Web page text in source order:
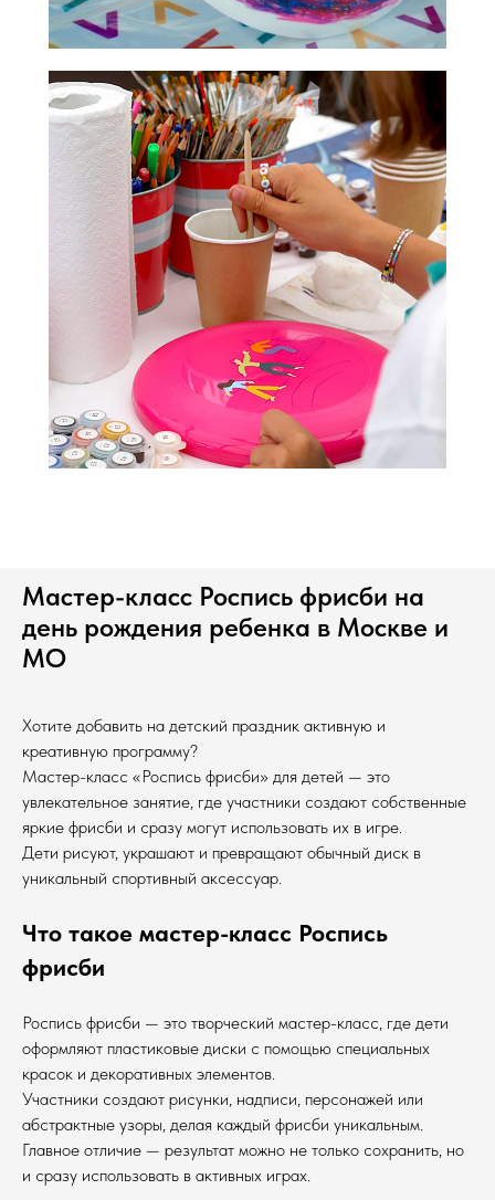
Мастер-класс Роспись фрисби на
день рождения ребенка в Москве и
МО
Хотите добавить на детский праздник активную и
креативную программу?
Мастер-класс «Роспись фрисби» для детей — это
увлекательное занятие, где участники создают собственные
яркие фрисби и сразу могут использовать их в игре.
Дети рисуют, украшают и превращают обычный диск в
уникальный спортивный аксессуар.
Что такое мастер-класс Роспись
фрисби
Роспись фрисби — это творческий мастер-класс, где дети
оформляют пластиковые диски с помощью специальных
красок и декоративных элементов.
Участники создают рисунки, надписи, персонажей или
абстрактные узоры, делая каждый фрисби уникальным.
Главное отличие — результат можно не только сохранить, но
и сразу использовать в активных играх.